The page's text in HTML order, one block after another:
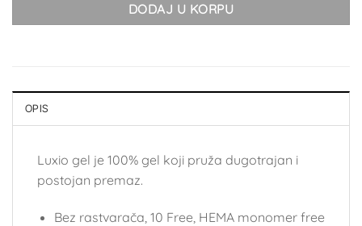
DODAJ U KORPU
OPIS
Luxio gel je 100% gel koji pruža dugotrajan i
postojan premaz.
Bez rastvarača, 10 Free, HEMA monomer free